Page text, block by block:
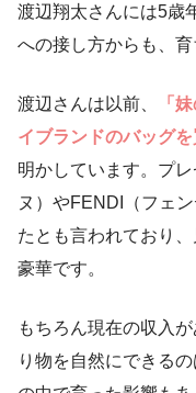
渡辺翔太さんには5歳
への接し方からも、育
渡辺さんは以前、
「
イブランドのバッグを
明かしています。プ
ヌ）やFENDI（フェ
たとも言われており
豪華です。
もちろん現在の収入
り物を自然にできる